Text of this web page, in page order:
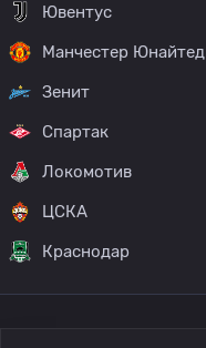
Ювентус
Манчестер Юнайтед
Зенит
Спартак
Локомотив
ЦСКА
Краснодар